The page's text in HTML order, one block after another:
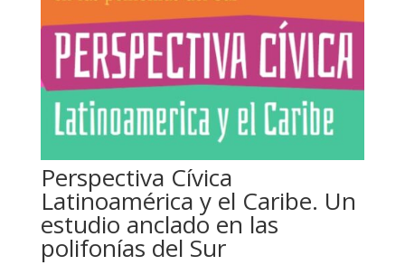
Perspectiva Cívica
Latinoamérica y el Caribe. Un
estudio anclado en las
polifonías del Sur